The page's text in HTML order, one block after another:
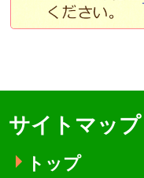
サイトマップ
トップ